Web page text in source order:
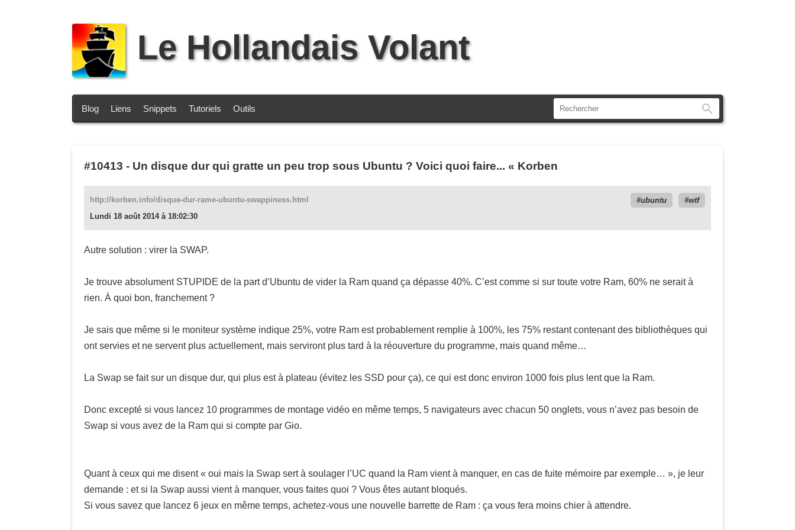
Le Hollandais Volant
Blog Liens Snippets Tutoriels Outils
#10413 - Un disque dur qui gratte un peu trop sous Ubuntu ? Voici quoi faire... « Korben
http://korben.info/disque-dur-rame-ubuntu-swappiness.html ubuntu
wtf
Lundi 18 août 2014 à 18:02:30
Autre solution : virer la SWAP.
Je trouve absolument STUPIDE de la part d’Ubuntu de vider la Ram quand ça dépasse 40%. C’est comme si sur toute votre Ram, 60% ne serait à
rien. À quoi bon, franchement ?
Je sais que même si le moniteur système indique 25%, votre Ram est probablement remplie à 100%, les 75% restant contenant des bibliothèques qui
ont servies et ne servent plus actuellement, mais serviront plus tard à la réouverture du programme, mais quand même…
La Swap se fait sur un disque dur, qui plus est à plateau (évitez les SSD pour ça), ce qui est donc environ 1000 fois plus lent que la Ram.
Donc excepté si vous lancez 10 programmes de montage vidéo en même temps, 5 navigateurs avec chacun 50 onglets, vous n’avez pas besoin de
Swap si vous avez de la Ram qui si compte par Gio.
Quant à ceux qui me disent « oui mais la Swap sert à soulager l’UC quand la Ram vient à manquer, en cas de fuite mémoire par exemple… », je leur
demande : et si la Swap aussi vient à manquer, vous faites quoi ? Vous êtes autant bloqués.
Si vous savez que lancez 6 jeux en même temps, achetez-vous une nouvelle barrette de Ram : ça vous fera moins chier à attendre.